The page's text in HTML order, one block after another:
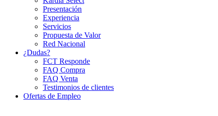
Presentación
Experiencia
Servicios
Propuesta de Valor
Red Nacional
¿Dudas?
FCT Responde
FAQ Compra
FAQ Venta
Testimonios de clientes
Ofertas de Empleo